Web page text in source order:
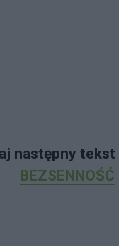
następny
BEZSENNOŚĆ